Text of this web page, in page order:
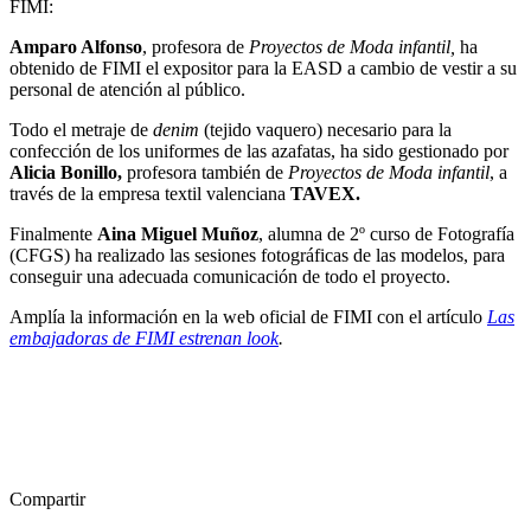
FIMI:
Amparo Alfonso, profesora de Proyectos de Moda infantil, ha
obtenido de FIMI el expositor para la EASD a cambio de vestir a su
personal de atención al público.
Todo el metraje de denim (tejido vaquero) necesario para la
confección de los uniformes de las azafatas, ha sido gestionado por
Alicia Bonillo, profesora también de Proyectos de Moda infantil, a
través de la empresa textil valenciana TAVEX.
Finalmente Aina Miguel Muñoz, alumna de 2º curso de Fotografía
(CFGS) ha realizado las sesiones fotográficas de las modelos, para
conseguir una adecuada comunicación de todo el proyecto.
Amplía la información en la web oficial de FIMI con el artículo Las
embajadoras de FIMI estrenan look.
Compartir